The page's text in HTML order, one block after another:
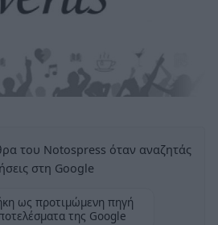
του Notospress όταν αναζητάς
στη Google
ως προτιμώμενη πηγή
της Google